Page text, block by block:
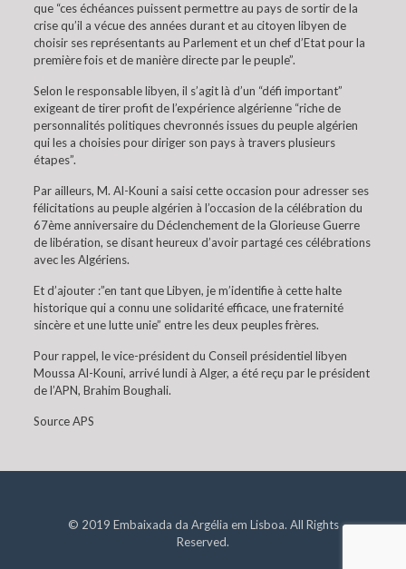
que “ces échéances puissent permettre au pays de sortir de la
crise qu’il a vécue des années durant et au citoyen libyen de
choisir ses représentants au Parlement et un chef d’Etat pour la
première fois et de manière directe par le peuple”.
Selon le responsable libyen, il s’agit là d’un “défi important”
exigeant de tirer profit de l’expérience algérienne “riche de
personnalités politiques chevronnés issues du peuple algérien
qui les a choisies pour diriger son pays à travers plusieurs
étapes”.
Par ailleurs, M. Al-Kouni a saisi cette occasion pour adresser ses
félicitations au peuple algérien à l’occasion de la célébration du
67ème anniversaire du Déclenchement de la Glorieuse Guerre
de libération, se disant heureux d’avoir partagé ces célébrations
avec les Algériens.
Et d’ajouter :”en tant que Libyen, je m’identifie à cette halte
historique qui a connu une solidarité efficace, une fraternité
sincère et une lutte unie” entre les deux peuples frères.
Pour rappel, le vice-président du Conseil présidentiel libyen
Moussa Al-Kouni, arrivé lundi à Alger, a été reçu par le président
de l’APN, Brahim Boughali.
Source APS
© 2019 Embaixada da Argélia em Lisboa. All Rights
Reserved.